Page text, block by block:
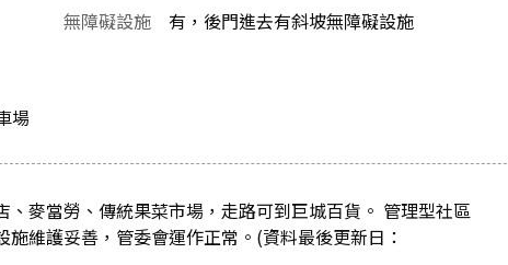
無障礙設施
有，後門進去有斜坡無障礙設施
場
麥當勞、傳統果菜市場，走路可到巨城百貨。 管理型社區
維護妥善，管委會運作正常。(資料最後更新日：